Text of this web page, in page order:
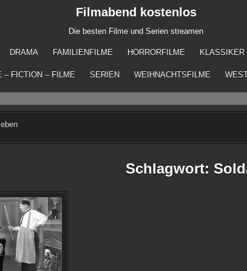
Filmabend kostenlos
Die besten Filme und Serien streamen
DRAMA FAMILIENFILME HORRORFILME KLASSIKER
– FICTION – FILME SERIEN WEIHNACHTSFILME
Schlagwort: